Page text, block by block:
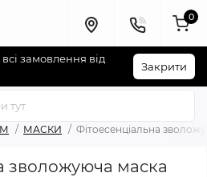
замовлення від
Закрити
0
МАСКИ Фітоесенціальна
зволожуюча маска